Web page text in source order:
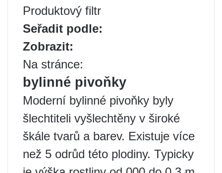
Produktový filtr
Seřadit podle:
Zobrazit:
Na stránce:
bylinné pivoňky
Moderní bylinné pivoňky byly
šlechtiteli vyšlechtěny v široké
škále tvarů a barev. Existuje více
než 5 odrůd této plodiny. Typicky